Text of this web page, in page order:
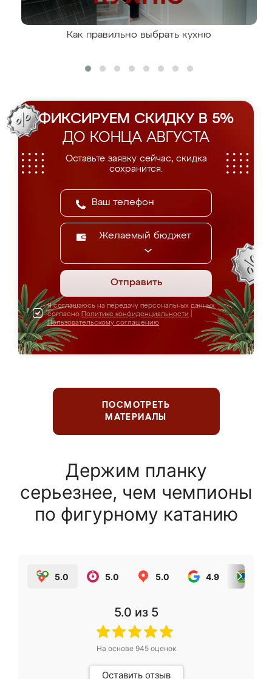
Как правильно выбрать кухню
ФИКСИРУЕМ СКИДКУ В 5%
ДО КОНЦА АВГУСТА
Оставьте заявку сейчас, скидка
сохранится.
Желаемый бюджет
Отправить
Я соглашаюсь на передачу персональных данных
согласно Политике конфиденциальности
Пользовательскому соглашению
ПОСМОТРЕТЬ
МАТЕРИАЛЫ
Держим планку
серьезнее, чем чемпионы
по фигурному катанию
5.0 5.0 5.0 4.9
5.0 из 5
На основе 945оценок
Оставить отзыв